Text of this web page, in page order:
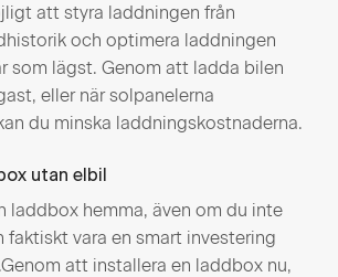
att styra laddningen från
och optimera laddningen
som lägst. Genom att ladda bilen
eller när solpanelerna
du minska laddningskostnaderna​.
utan elbil
laddbox hemma, även om du inte
faktiskt vara en smart investering
att installera en laddbox nu,